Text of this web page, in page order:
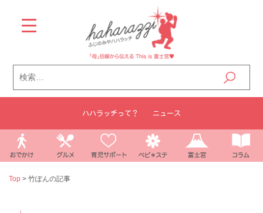
content
ハハラッチって？ ニュース
索:
Top > 竹ぽんの記事